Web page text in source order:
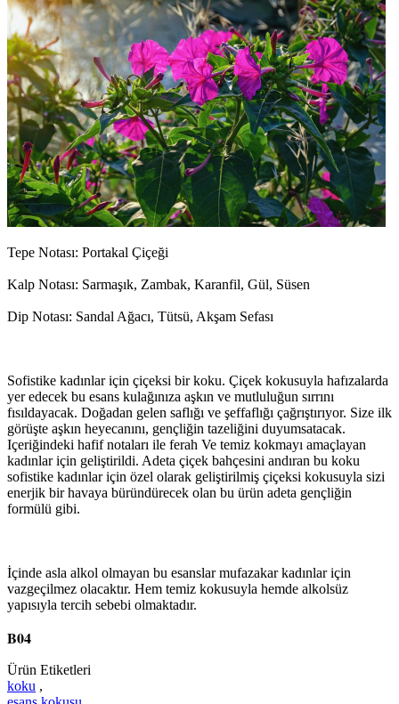
Tepe Notası: Portakal Çiçeği
Kalp Notası: Sarmaşık, Zambak, Karanfil, Gül, Süsen
Dip Notası: Sandal Ağacı, Tütsü, Akşam Sefası
Sofistike kadınlar için çiçeksi bir koku. Çiçek kokusuyla hafızalarda
yer edecek bu esans kulağınıza aşkın ve mutluluğun sırrını
fısıldayacak. Doğadan gelen saflığı ve şeffaflığı çağrıştırıyor. Size ilk
görüşte aşkın heyecanını, gençliğin tazeliğini duyumsatacak.
Içeriğindeki hafif notaları ile ferah Ve temiz kokmayı amaçlayan
kadınlar için geliştirildi. Adeta çiçek bahçesini andıran bu koku
sofistike kadınlar için özel olarak geliştirilmiş çiçeksi kokusuyla sizi
enerjik bir havaya büründürecek olan bu ürün adeta gençliğin
formülü gibi.
İçinde asla alkol olmayan bu esanslar mufazakar kadınlar için
vazgeçilmez olacaktır. Hem temiz kokusuyla hemde alkolsüz
yapısıyla tercih sebebi olmaktadır.
B04
Ürün Etiketleri
koku ,